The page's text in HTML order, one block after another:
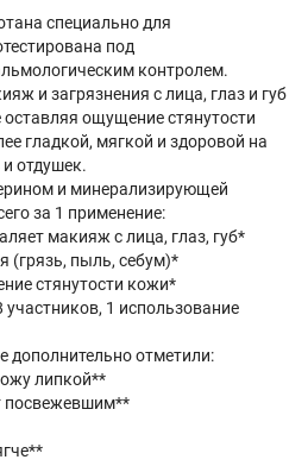
специально для
под
контролем.
и загрязнения с лица, глаз и губ
оставляя ощущение стянутости
гладкой, мягкой и здоровой на
отдушек.
и минерализирующей
за 1 применение:​
макияж с лица, глаз, губ*​
(грязь, пыль, себум)*​​
стянутости кожи*​
участников, 1 использование
дополнительно отметили:​
липкой**​
посвежевшим*​*​